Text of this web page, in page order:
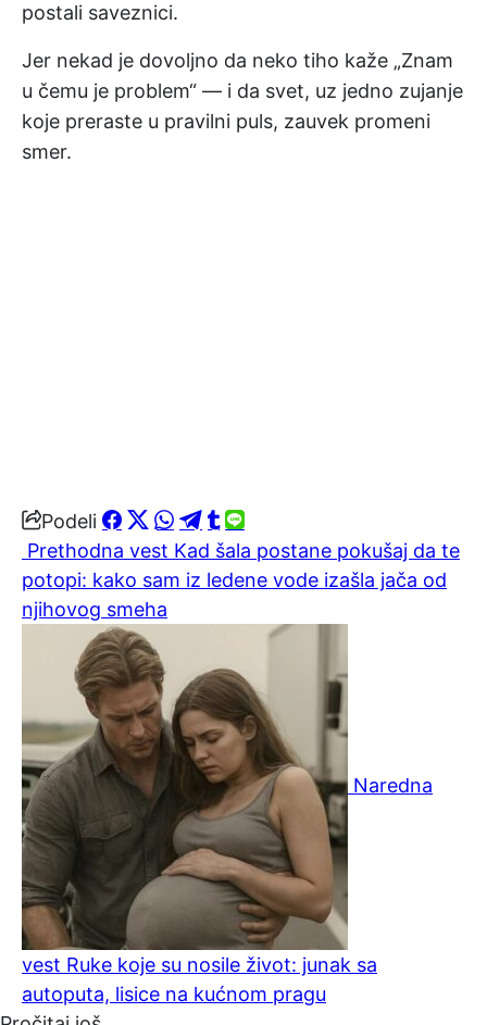
postali saveznici.
Jer nekad je dovoljno da neko tiho kaže „Znam
u čemu je problem“ — i da svet, uz jedno zujanje
koje preraste u pravilni puls, zauvek promeni
smer.
Podeli
Prethodna vest Kad šala postane pokušaj da te
potopi: kako sam iz ledene vode izašla jača od
njihovog smeha
Naredna
vest Ruke koje su nosile život: junak sa
autoputa, lisice na kućnom pragu